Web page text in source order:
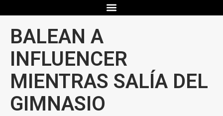
BALEAN A
INFLUENCER
MIENTRAS SALÍA DEL
GIMNASIO